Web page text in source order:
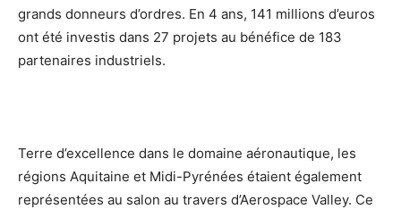
grands donneurs d’ordres. En 4 ans, 141 millions d’euros
ont été investis dans 27 projets au bénéfice de 183
partenaires industriels.
Terre d’excellence dans le domaine aéronautique, les
régions Aquitaine et Midi-Pyrénées étaient également
représentées au salon au travers d’Aerospace Valley. Ce